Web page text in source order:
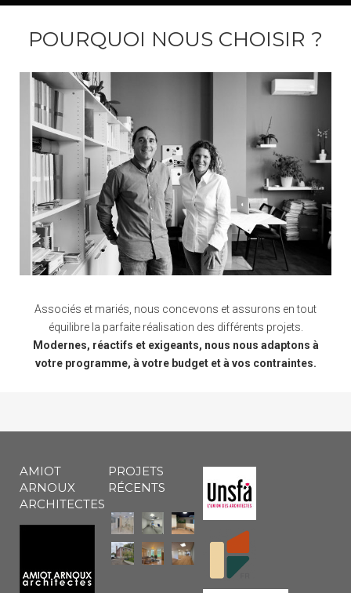
POURQUOI NOUS CHOISIR ?
Associés et mariés, nous concevons et assurons en tout
équilibre la parfaite réalisation des différents projets.
Modernes, réactifs et exigeants, nous nous adaptons à
votre programme, à votre budget et à vos contraintes.
AMIOT
ARNOUX
ARCHITECTES
PROJETS
RÉCENTS